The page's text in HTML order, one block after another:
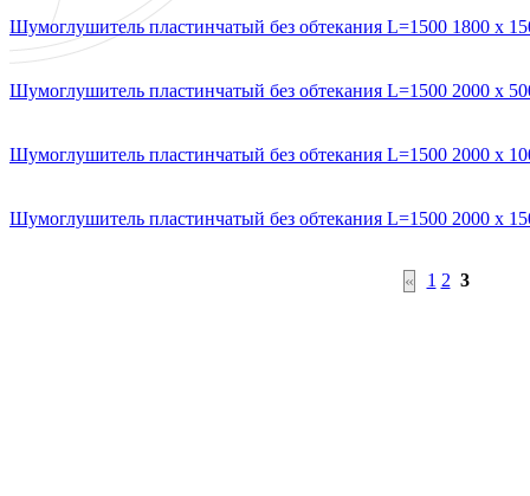
Шумоглушитель пластинчатый без обтекания L=1500 1800 х
Шумоглушитель пластинчатый без обтекания L=1500 2000 х
Шумоглушитель пластинчатый без обтекания L=1500 2000 х
Шумоглушитель пластинчатый без обтекания L=1500 2000 х
« 1 2 3